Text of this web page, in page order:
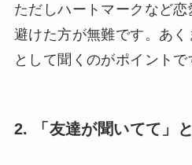
ただしハートマークなど
避けた方が無難です。あ
として聞くのがポイントで
2. 「友達が聞いてて」